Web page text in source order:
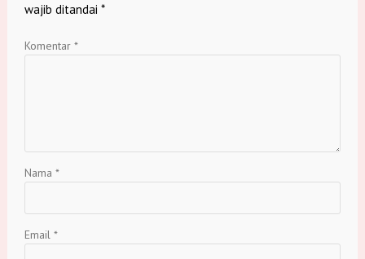
wajib ditandai *
Komentar *
Nama *
Email *